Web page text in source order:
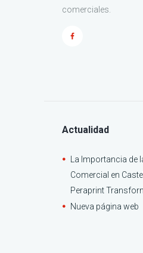
comerciales.
Actualidad
La Importancia de
Comercial en
Peraprint
Nueva página web